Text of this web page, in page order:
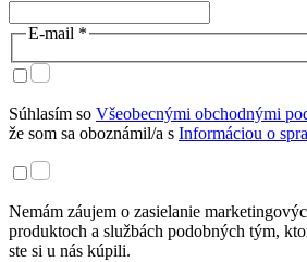
E-mail *
Súhlasím so Všeobecnými obchodnými
že som sa oboznámil/a s Informáciou o
Nemám záujem o zasielanie
produktoch a službách podobných tým,
ste si u nás kúpili.